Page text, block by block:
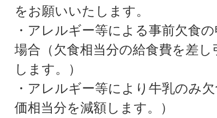
をお願いいたします。
・アレルギー等による事前欠食
場合（欠食相当分の給食費を差
します。）
・アレルギー等により牛乳のみ
価相当分を減額します。）